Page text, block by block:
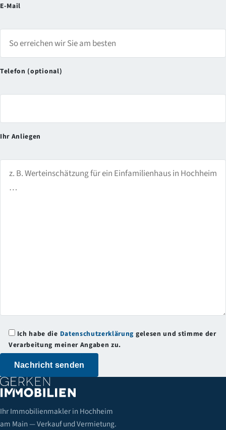
E-Mail
Telefon (optional)
Ihr Anliegen
Ich habe die Datenschutzerklärung gelesen und stimme der
Verarbeitung meiner Angaben zu.
Ihr Immobilienmakler in Hochheim
am Main — Verkauf und Vermietung.